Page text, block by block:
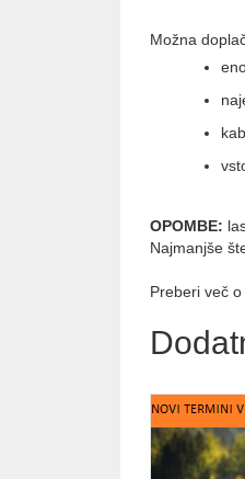
Možna
OPOMBE:
Najmanjše
Preberi več o